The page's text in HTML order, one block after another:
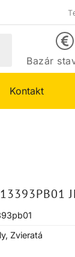
Bazár
Kontakt
, Zvieratá